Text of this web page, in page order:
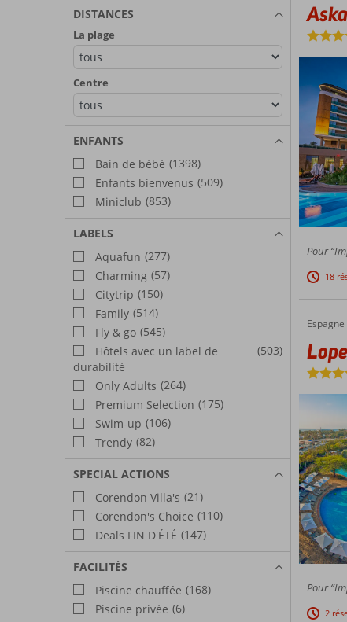
DISTANCES
La plage
Centre
ENFANTS
Bain de bébé (1398)
Enfants bienvenus (509)
Miniclub (853)
LABELS
Aquafun (277)
Charming (57)
Citytrip (150)
Family (514)
Fly & go (545)
Hôtels avec un label de
durabilité
(503)
Only Adults (264)
Premium Selection (175)
Swim-up (106)
Trendy (82)
SPECIAL ACTIONS
Corendon Villa's (21)
Corendon's Choice (110)
Deals FIN D'ÉTÉ (147)
FACILITÉS
Piscine chauffée (168)
Piscine privée (6)
Pour
18
Accueil
Espagne
Lopesan Baobab Resort
Pour
2